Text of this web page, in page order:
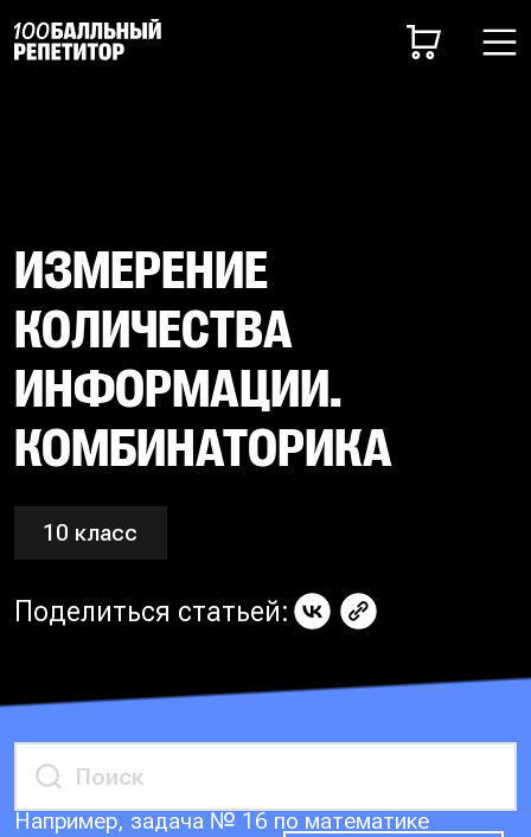
ИЗМЕРЕНИЕ
КОЛИЧЕСТВА
ИНФОРМАЦИИ.
КОМБИНАТОРИКА
10 класс
Поделиться статьей:
Например, задача № 16 по математике